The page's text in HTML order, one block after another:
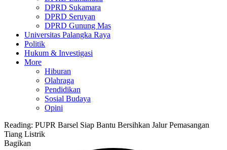
DPRD Sukamara
DPRD Seruyan
DPRD Gunung Mas
Universitas Palangka Raya
Politik
Hukum & Investigasi
More
Hiburan
Olahraga
Pendidikan
Sosial Budaya
Opini
Reading: PUPR Barsel Siap Bantu Bersihkan Jalur Pemasangan
Tiang Listrik
Bagikan